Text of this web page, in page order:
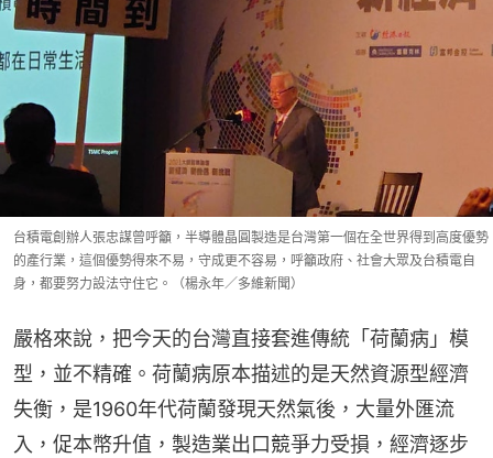
台積電創辦人張忠謀曾呼籲，半導體晶圓製造是台灣第一個在全世界得到高度優勢
的產行業，這個優勢得來不易，守成更不容易，呼籲政府、社會大眾及台積電自
身，都要努力設法守住它。（楊永年／多維新聞）
嚴格來說，把今天的台灣直接套進傳統「荷蘭病」模
型，並不精確。荷蘭病原本描述的是天然資源型經濟
失衡，是1960年代荷蘭發現天然氣後，大量外匯流
入，促本幣升值，製造業出口競爭力受損，經濟逐步